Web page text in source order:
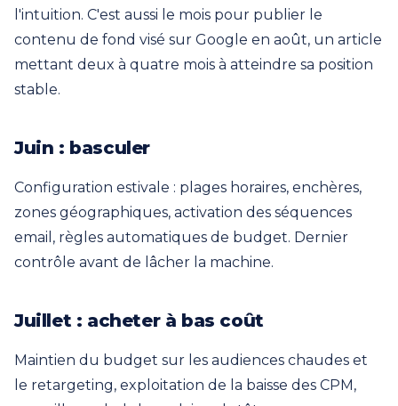
l'intuition. C'est aussi le mois pour publier le
contenu de fond visé sur Google en août, un article
mettant deux à quatre mois à atteindre sa position
stable.
Juin : basculer
Configuration estivale : plages horaires, enchères,
zones géographiques, activation des séquences
email, règles automatiques de budget. Dernier
contrôle avant de lâcher la machine.
Juillet : acheter à bas coût
Maintien du budget sur les audiences chaudes et
le retargeting, exploitation de la baisse des CPM,